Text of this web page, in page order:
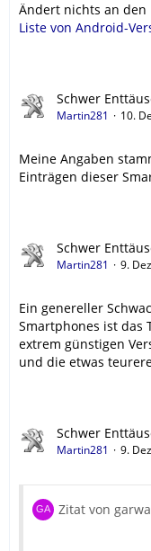
Ändert nichts an den
Liste von Android-
Schwer
Martin281 10.
Meine Angaben
Einträgen dieser
Schwer
Martin281 9.
Ein genereller
Smartphones ist das
extrem günstigen
und die etwas
Schwer
Martin281 9.
Zitat von